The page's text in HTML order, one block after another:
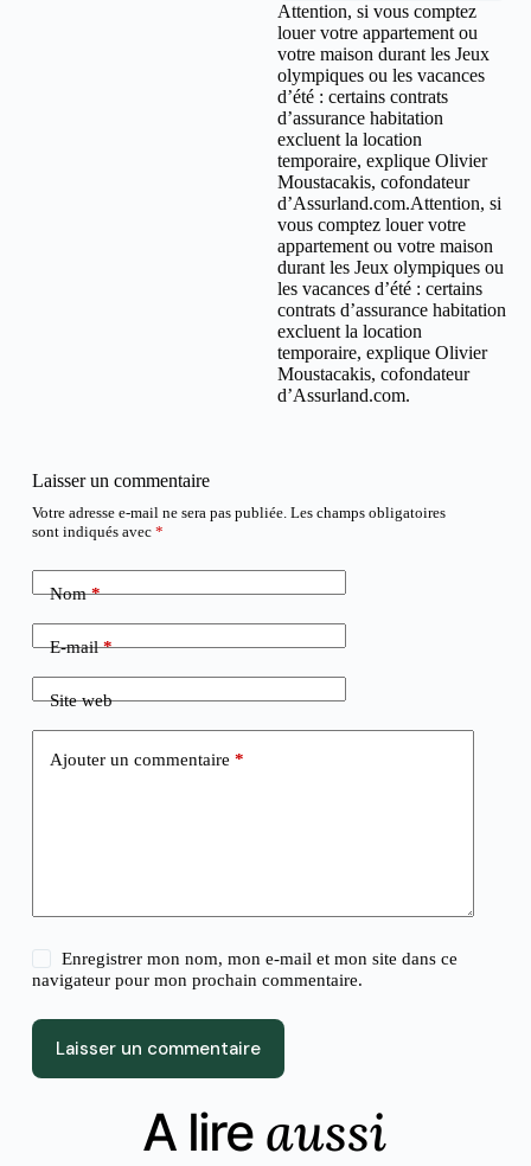
Attention, si vous comptez
louer votre appartement ou
votre maison durant les Jeux
olympiques ou les vacances
d’été : certains contrats
d’assurance habitation
excluent la location
temporaire, explique Olivier
Moustacakis, cofondateur
d’Assurland.com.Attention, si
vous comptez louer votre
appartement ou votre maison
durant les Jeux olympiques ou
les vacances d’été : certains
contrats d’assurance habitation
excluent la location
temporaire, explique Olivier
Moustacakis, cofondateur
d’Assurland.com.
Laisser un commentaire
Votre adresse e-mail ne sera pas publiée. Les champs obligatoires
sont indiqués avec *
Nom*
E-mail*
Site web
Ajouter un commentaire *
Enregistrer mon nom, mon e-mail et mon site dans ce
navigateur pour mon prochain commentaire.
Laisser un commentaire
A lire aussi